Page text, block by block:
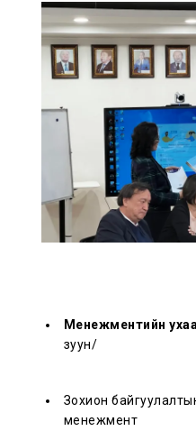
Менежментийн
зуун/
Зохион
менежмент